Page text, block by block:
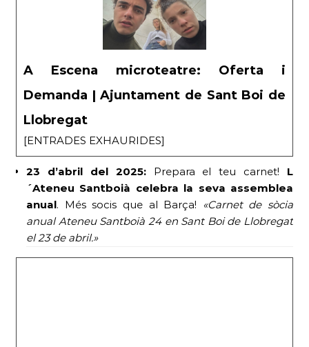
A Escena microteatre: Oferta i
Demanda | Ajuntament de Sant Boi de
Llobregat
[ENTRADES EXHAURIDES]
23 d’abril del 2025:Prepara el teu carnet! L
´Ateneu Santboià celebra la seva assemblea
anual. Més socis que al Barça!
«Carnet de sòcia
anual Ateneu Santboià 24 en Sant Boi de Llobregat
el 23 de abril.»